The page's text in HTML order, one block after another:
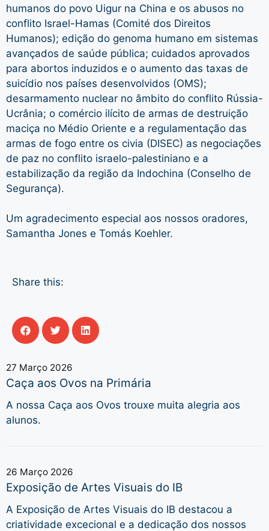
humanos do povo Uigur na China e os abusos no
conflito Israel-Hamas (Comité dos Direitos
Humanos); edição do genoma humano em sistemas
avançados de saúde pública; cuidados aprovados
para abortos induzidos e o aumento das taxas de
suicídio nos países desenvolvidos (OMS);
desarmamento nuclear no âmbito do conflito Rússia-
Ucrânia; o comércio ilícito de armas de destruição
maciça no Médio Oriente e a regulamentação das
armas de fogo entre os civia (DISEC) as negociações
de paz no conflito israelo-palestiniano e a
estabilização da região da Indochina (Conselho de
Segurança).
Um agradecimento especial aos nossos oradores,
Samantha Jones e Tomás Koehler.
Share this:
27 Março 2026
Caça aos Ovos na Primária
A nossa Caça aos Ovos trouxe muita alegria aos
alunos.
26 Março 2026
Exposição de Artes Visuais do IB
A Exposição de Artes Visuais do IB destacou a
criatividade excecional e a dedicação dos nossos